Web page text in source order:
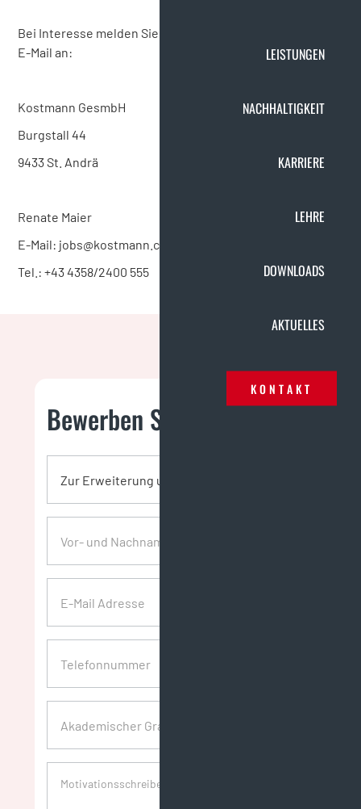
LEISTUNGEN
NACHHALTIGKEIT
KARRIERE
LEHRE
DOWNLOADS
AKTUELLES
KONTAKT
Bei Interesse melden Sie sich bitte telefonisch oder per
E-Mail an:
Kostmann GesmbH
Burgstall 44
9433 St. Andrä
Renate Maier
E-Mail: jobs@kostmann.com
Tel.: +43 4358/2400 555
Bewerben Sie sich jetzt: